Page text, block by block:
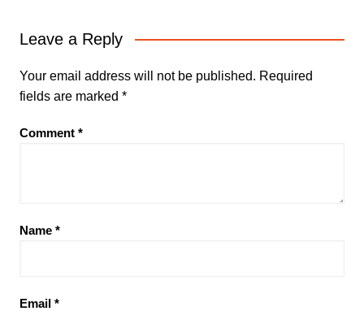
Leave a Reply
Your email address will not be published. Required
fields are marked *
Comment *
Name *
Email *